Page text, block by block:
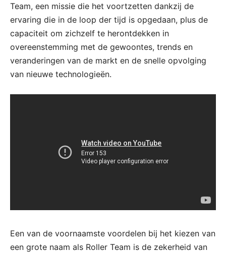
Team, een missie die het voortzetten dankzij de
ervaring die in de loop der tijd is opgedaan, plus de
capaciteit om zichzelf te herontdekken in
overeenstemming met de gewoontes, trends en
veranderingen van de markt en de snelle opvolging
van nieuwe technologieën.
Een van de voornaamste voordelen bij het kiezen van
een grote naam als Roller Team is de zekerheid van